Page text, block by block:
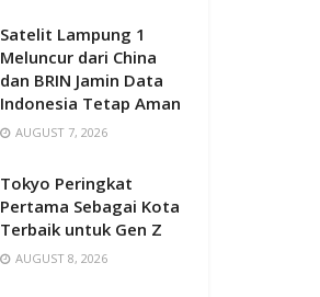
Satelit Lampung 1
Meluncur dari China
dan BRIN Jamin Data
Indonesia Tetap Aman
AUGUST 7, 2026
Tokyo Peringkat
Pertama Sebagai Kota
Terbaik untuk Gen Z
AUGUST 8, 2026